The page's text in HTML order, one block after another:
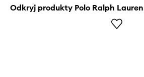
Odkryj produkty Polo Ralph Lauren